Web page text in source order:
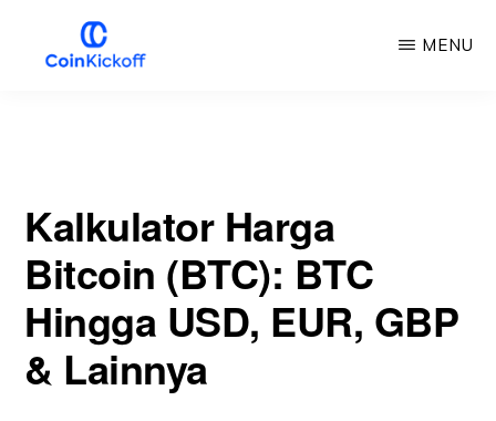
MENU
Kalkulator Harga
Bitcoin (BTC): BTC
Hingga USD, EUR, GBP
& Lainnya